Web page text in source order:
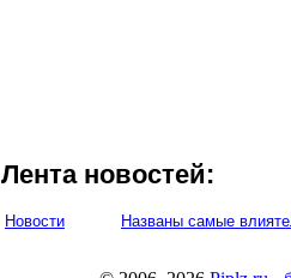
Лента новостей:
Новости Названы самые